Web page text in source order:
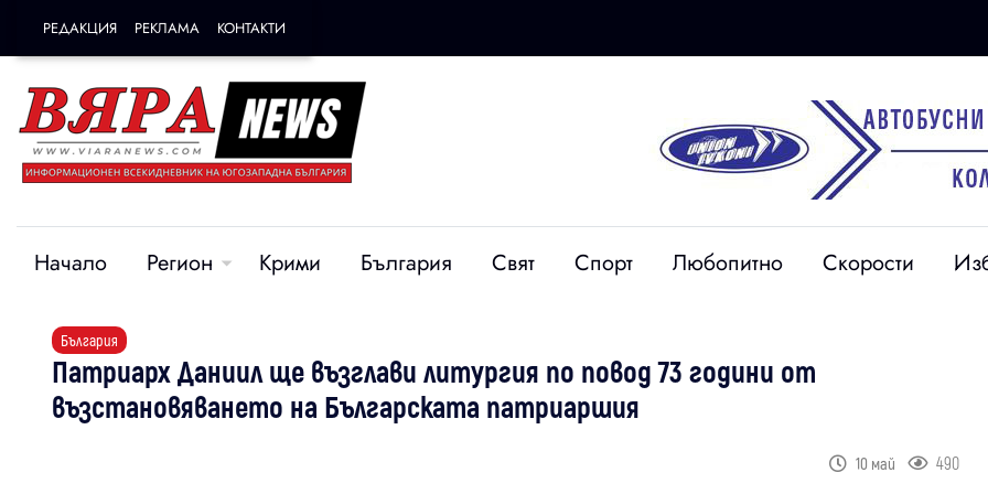
РЕДАКЦИЯ РЕКЛАМА КОНТАКТИ
Начало Регион Крими България Свят Спорт Любопитно Скорости
България
Патриарх Даниил ще възглави литургия по повод 73 години от
възстановяването на Българската патриаршия
10 май 490